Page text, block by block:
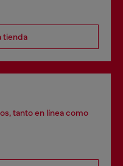
tienda
tanto en línea como